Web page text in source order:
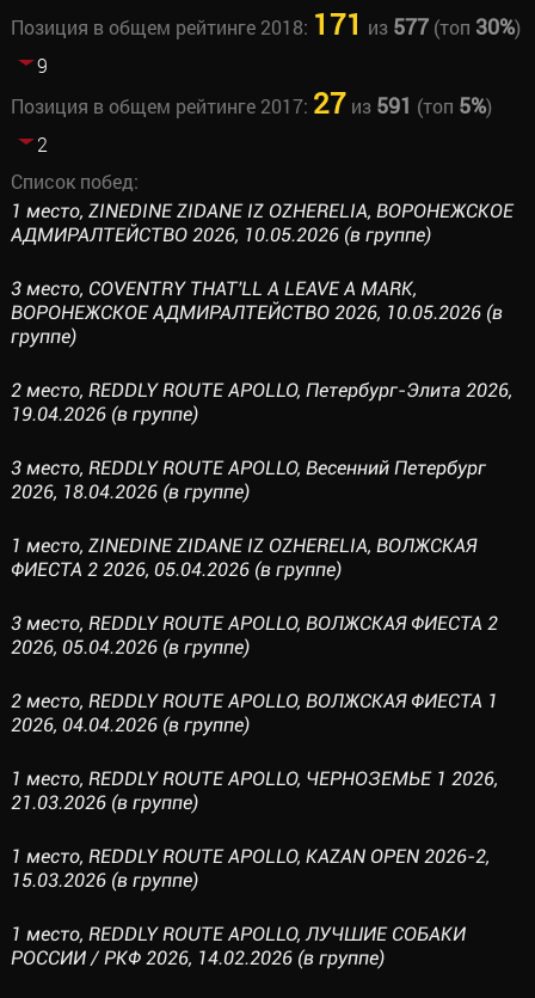
Позиция в общем рейтинге 2018: 171 из 577(топ 30%)
9
Позиция в общем рейтинге 2017: 27 из 591 (топ 5%)
2
Список побед:
1 место, ZINEDINE ZIDANE IZ OZHERELIA, ВОРОНЕЖСКОЕ
АДМИРАЛТЕЙСТВО 2026, 10.05.2026 (в группе)
3 место, COVENTRY THAT'LL A LEAVE A MARK,
ВОРОНЕЖСКОЕ АДМИРАЛТЕЙСТВО 2026, 10.05.2026 (в
группе)
2 место, REDDLY ROUTE APOLLO, Петербург-Элита 2026,
19.04.2026 (в группе)
3 место, REDDLY ROUTE APOLLO, Весенний Петербург
2026, 18.04.2026 (в группе)
1 место, ZINEDINE ZIDANE IZ OZHERELIA, ВОЛЖСКАЯ
ФИЕСТА 2 2026, 05.04.2026 (в группе)
3 место, REDDLY ROUTE APOLLO, ВОЛЖСКАЯ ФИЕСТА 2
2026, 05.04.2026 (в группе)
2 место, REDDLY ROUTE APOLLO, ВОЛЖСКАЯ ФИЕСТА 1
2026, 04.04.2026 (в группе)
1 место, REDDLY ROUTE APOLLO, ЧЕРНОЗЕМЬЕ 1 2026,
21.03.2026 (в группе)
1 место, REDDLY ROUTE APOLLO, KAZAN OPEN 2026-2,
15.03.2026 (в группе)
1 место, REDDLY ROUTE APOLLO, ЛУЧШИЕ СОБАКИ
РОССИИ / РКФ 2026, 14.02.2026 (в группе)